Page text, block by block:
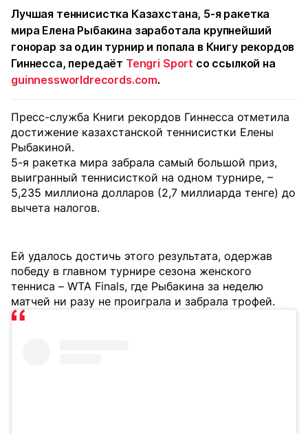
Лучшая теннисистка Казахстана, 5-я ракетка
мира Елена Рыбакина заработала крупнейший
гонорар за один турнир и попала в Книгу рекордов
Гиннесса, передаёт Tengri Sport со ссылкой на
guinnessworldrecords.com.
Пресс-служба Книги рекордов Гиннесса отметила
достижение казахстанской теннисистки Елены
Рыбакиной.
5-я ракетка мира забрала самый большой приз,
выигранный теннисисткой на одном турнире, –
5,235 миллиона долларов (2,7 миллиарда тенге) до
вычета налогов.
Ей удалось достичь этого результата, одержав
победу в главном турнире сезона женского
тенниса – WTA Finals, где Рыбакина за неделю
матчей ни разу не проиграла и забрала трофей.